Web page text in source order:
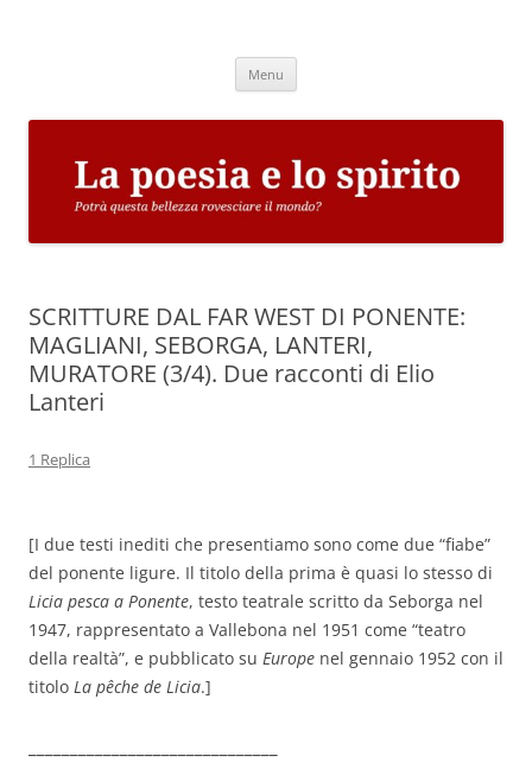
Menu
SCRITTURE DAL FAR WEST DI PONENTE:
MAGLIANI, SEBORGA, LANTERI,
MURATORE (3/4). Due racconti di Elio
Lanteri
1 Replica
[I due testi inediti che presentiamo sono come due “fiabe”
del ponente ligure. Il titolo della prima è quasi lo stesso di
Licia pesca a Ponente, testo teatrale scritto da Seborga nel
1947, rappresentato a Vallebona nel 1951 come “teatro
della realtà”, e pubblicato su Europe nel gennaio 1952 con il
titolo La pêche de Licia.]